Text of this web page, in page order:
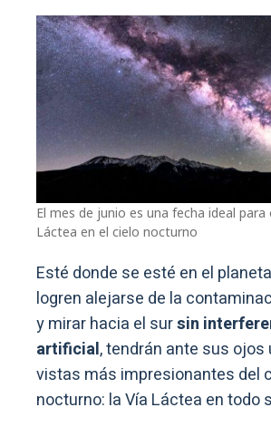
El mes de junio es una fecha ideal para
Láctea en el cielo nocturno
Esté donde se esté en el
logren alejarse de la
y mirar hacia el sursin
artificial, tendrán ante sus ojos
vistas más impresionantes del
nocturno: la Vía Láctea en todo